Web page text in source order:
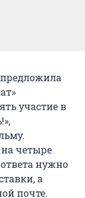
участие в
четыре
нужно
а
почте.